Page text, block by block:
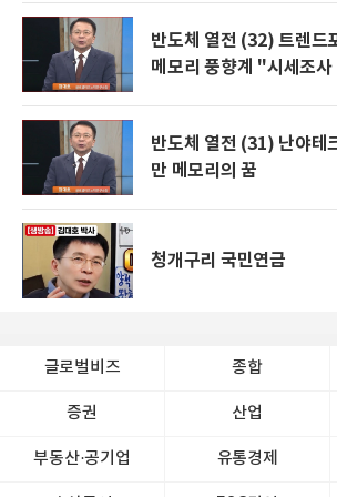
반도체 열전 (32) 트렌
메모리 풍향계 "시세조
반도체 열전 (31) 난야테
만 메모리의 꿈
청개구리 국민연금
글로벌비즈 종합
증권 산업
부동산·공기업 유통경제